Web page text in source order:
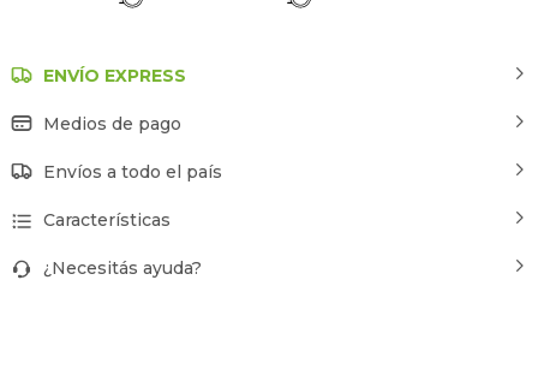
ENVÍO EXPRESS
Medios de pago
Envíos a todo el país
Características
¿Necesitás ayuda?